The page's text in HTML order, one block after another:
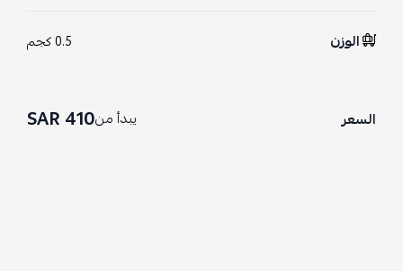
الوزن 0.5 كجم
السعر يبدأ من410 SAR